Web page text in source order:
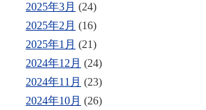
2025年3月 (24)
2025年2月 (16)
2025年1月 (21)
2024年12月 (24)
2024年11月 (23)
2024年10月 (26)